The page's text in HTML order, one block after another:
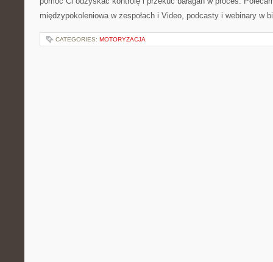
międzypokoleniowa w zespołach i Video, podcasty i webinary w
CATEGORIES: MOTORYZACJA